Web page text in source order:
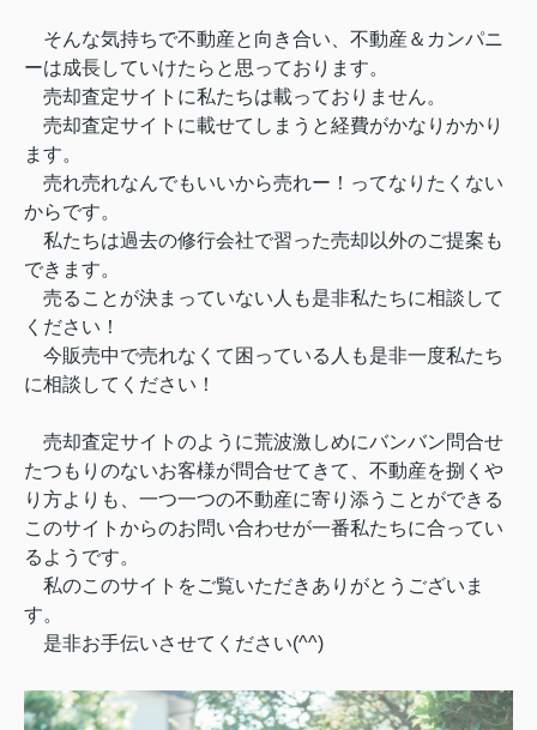
そんな気持ちで不動産と向き合い、不動産＆カンパニ
ーは成長していけたらと思っております。
売却査定サイトに私たちは載っておりません。
売却査定サイトに載せてしまうと経費がかなりかかり
ます。
売れ売れなんでもいいから売れー！ってなりたくない
からです。
私たちは過去の修行会社で習った売却以外のご提案も
できます。
売ることが決まっていない人も是非私たちに相談して
ください！
今販売中で売れなくて困っている人も是非一度私たち
に相談してください！
売却査定サイトのように荒波激しめにバンバン問合せ
たつもりのないお客様が問合せてきて、不動産を捌くや
り方よりも、一つ一つの不動産に寄り添うことができる
このサイトからのお問い合わせが一番私たちに合ってい
るようです。
私のこのサイトをご覧いただきありがとうございま
す。
是非お手伝いさせてください(^^)